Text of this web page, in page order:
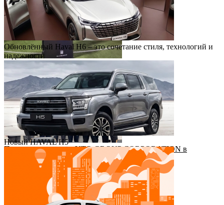
Футбольный драйв с Haval Virazh!
Приезд руководства YTO GROUP CORPORATION в
Казахстан
Обновлённый Haval H6 – это сочетание стиля, технологий и
надежности
Новый HAVAL H5